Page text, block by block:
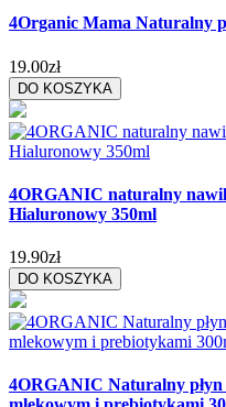
4Organic Mama Naturalny
19.00zł
DO KOSZYKA
4ORGANIC naturalny
Hialuronowy 350ml
19.90zł
DO KOSZYKA
4ORGANIC Naturalny